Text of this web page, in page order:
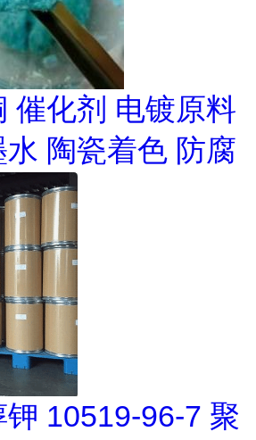
催化剂 电镀原料
陶瓷着色 防腐
10519-96-7 聚